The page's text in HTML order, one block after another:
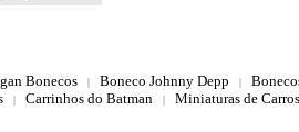
Bonecos | Boneco Johnny Depp |
| Carrinhos do Batman | Miniaturas de